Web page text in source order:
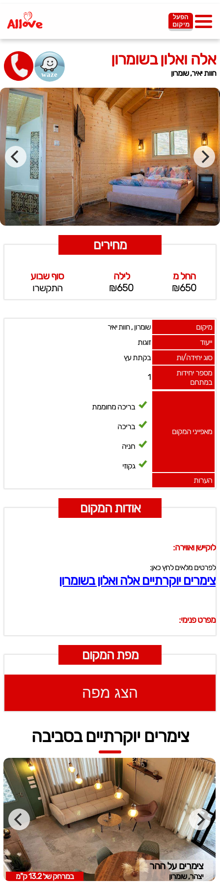
הפעל
מיקום
אלה ואלון בשומרון
חוות יאיר, שומרון
מחירים
החל מ
₪650
לילה
₪650
סוף שבוע
התקשרו
מיקום שומרון,חוות יאיר
ייעוד
זוגות
סוג יחידה/ות
בקתת עץ
מספר יחידות
במתחם
1
מאפייני המקום
בריכה מחוממת
בריכה
חניה
גקוזי
הערות
אודות המקום
לוקיישן ואווירה:
לפרטים מלאים לחץ כאן:
צימרים יוקרתיים אלה ואלון בשומרון
מפרט פנימי:
מפת המקום
הצג מפה
צימרים יוקרתיים בסביבה
צימרים על ההר
יצהר, שומרון במרחק של13.2 ק"מ